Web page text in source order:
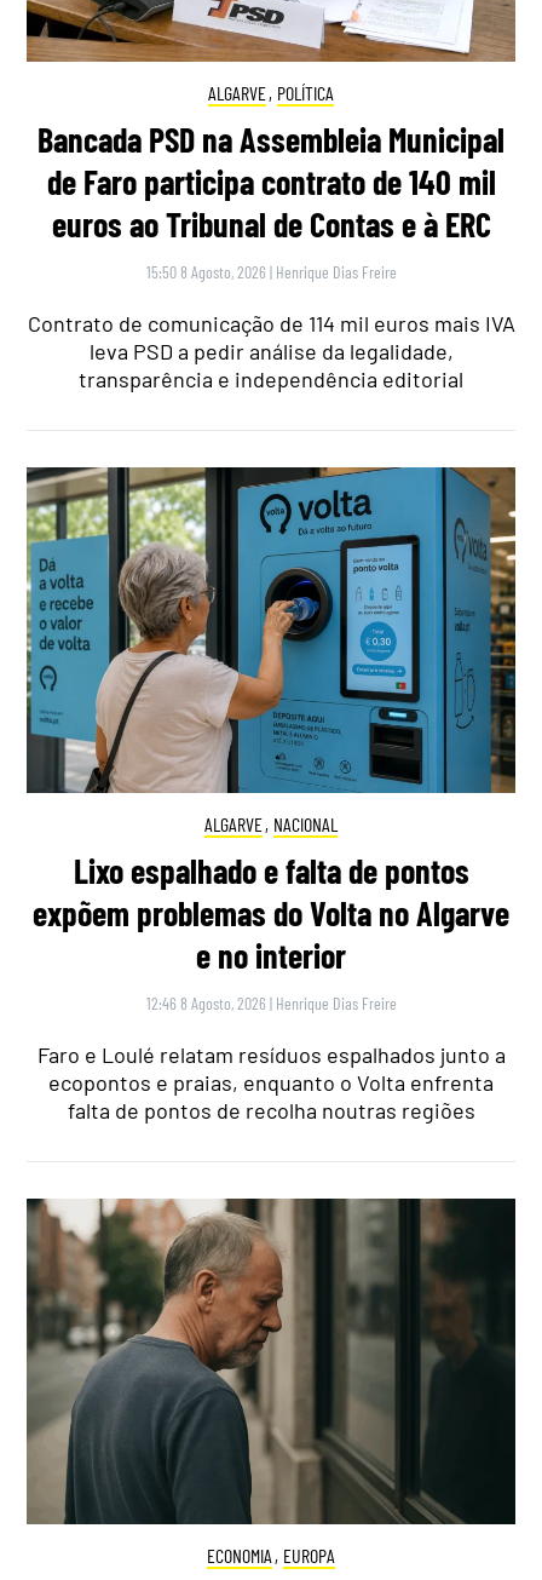
ALGARVE, POLÍTICA
Bancada PSD na Assembleia Municipal
de Faro participa contrato de 140 mil
euros ao Tribunal de Contas e à ERC
15:50 8 Agosto, 2026 | Henrique Dias Freire
Contrato de comunicação de 114 mil euros mais IVA
leva PSD a pedir análise da legalidade,
transparência e independência editorial
ALGARVE, NACIONAL
Lixo espalhado e falta de pontos
expõem problemas do Volta no Algarve
e no interior
12:46 8 Agosto, 2026 | Henrique Dias Freire
Faro e Loulé relatam resíduos espalhados junto a
ecopontos e praias, enquanto o Volta enfrenta
falta de pontos de recolha noutras regiões
ECONOMIA , EUROPA